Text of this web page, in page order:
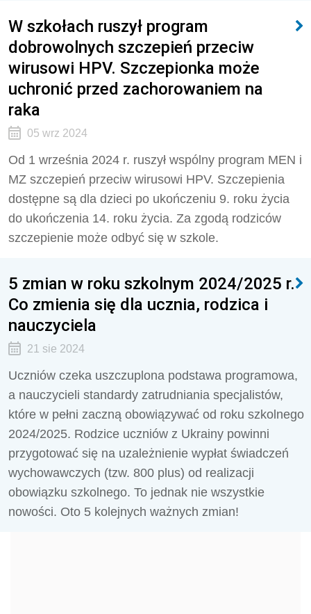
W szkołach ruszył program
dobrowolnych szczepień przeciw
wirusowi HPV. Szczepionka może
uchronić przed zachorowaniem na
raka
05 wrz 2024
Od 1 września 2024 r. ruszył wspólny program MEN i
MZ szczepień przeciw wirusowi HPV. Szczepienia
dostępne są dla dzieci po ukończeniu 9. roku życia
do ukończenia 14. roku życia. Za zgodą rodziców
szczepienie może odbyć się w szkole.
5 zmian w roku szkolnym 2024/2025 r.
Co zmienia się dla ucznia, rodzica i
nauczyciela
21 sie 2024
Uczniów czeka uszczuplona podstawa programowa,
a nauczycieli standardy zatrudniania specjalistów,
które w pełni zaczną obowiązywać od roku szkolnego
2024/2025. Rodzice uczniów z Ukrainy powinni
przygotować się na uzależnienie wypłat świadczeń
wychowawczych (tzw. 800 plus) od realizacji
obowiązku szkolnego. To jednak nie wszystkie
nowości. Oto 5 kolejnych ważnych zmian!